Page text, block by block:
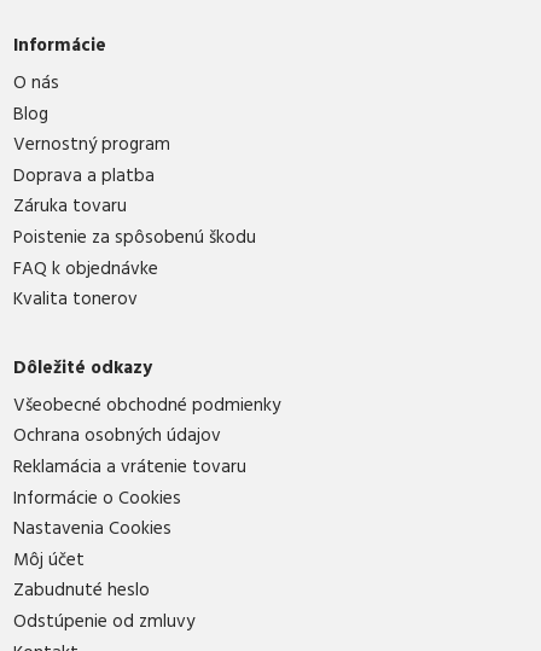
Informácie
O nás
Blog
Vernostný program
Doprava a platba
Záruka tovaru
Poistenie za spôsobenú škodu
FAQ k objednávke
Kvalita tonerov
Dôležité odkazy
Všeobecné obchodné podmienky
Ochrana osobných údajov
Reklamácia a vrátenie tovaru
Informácie o Cookies
Nastavenia Cookies
Môj účet
Zabudnuté heslo
Odstúpenie od zmluvy